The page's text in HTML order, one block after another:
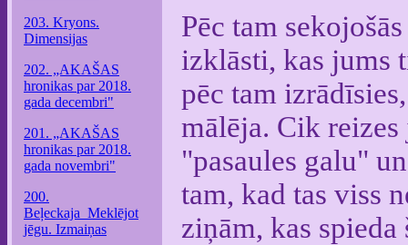
203. Kryons.
Dimensijas
202. „AKAŠAS
hronikas par 2018.
gada decembri"
201. „AKAŠAS
hronikas par 2018.
gada novembri"
200.
Beļeckaja_Meklējot
jēgu. Izmaiņas
Pēc tam
izklāsti, kas jums
pēc tam
mālēja. Cik
"pasaules galu"
tam, kad tas viss
ziņām, kas